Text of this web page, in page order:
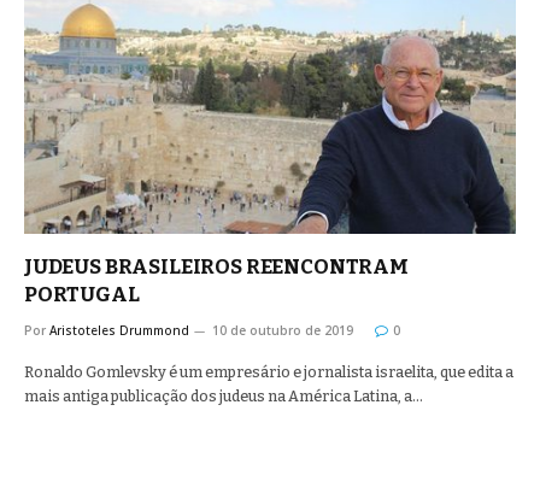
JUDEUS BRASILEIROS REENCONTRAM
PORTUGAL
Por Aristoteles Drummond 10 de outubro de 2019 0
Ronaldo Gomlevsky é um empresário e jornalista israelita, que edita a
mais antiga publicação dos judeus na América Latina, a…